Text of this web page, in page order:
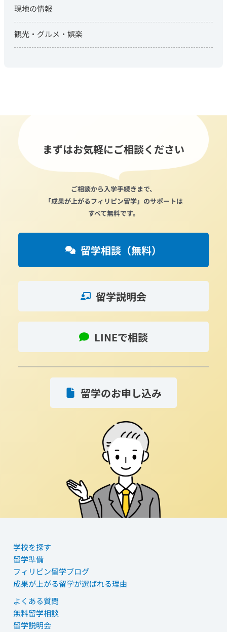
現地の情報
観光・グルメ・娯楽
まずはお気軽にご相談ください
ご相談から入学手続きまで、
「成果が上がるフィリピン留学」のサポートは
すべて無料です。
留学相談（無料）
留学説明会
LINEで相談
留学のお申し込み
学校を探す
留学準備
フィリピン留学ブログ
成果が上がる留学が選ばれる理由
よくある質問
無料留学相談
留学説明会